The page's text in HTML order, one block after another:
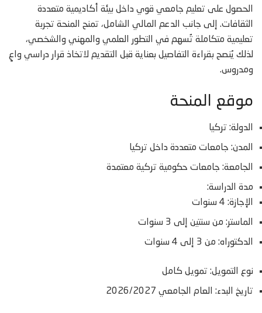
الحصول على تعليم جامعي قوي داخل بيئة أكاديمية متعددة
الثقافات. إلى جانب الدعم المالي الشامل، تمنح المنحة تجربة
تعليمية متكاملة تُسهم في التطور العلمي والمهني والشخصي،
لذلك يُنصح بقراءة التفاصيل بعناية قبل التقديم لاتخاذ قرار دراسي واعٍ
ومدروس.
موقع المنحة
الدولة: تركيا
المدن: جامعات متعددة داخل تركيا
الجامعة: جامعات حكومية تركية معتمدة
مدة الدراسة:
الإجازة: 4 سنوات
الماستر: من سنتين إلى 3 سنوات
الدكتوراه: من 3 إلى 4 سنوات
نوع التمويل: تمويل كامل
تاريخ البدء: العام الجامعي 2026/2027